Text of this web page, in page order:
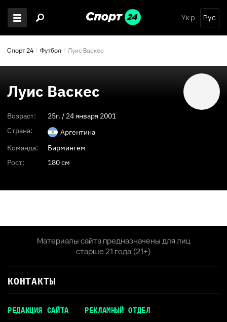
Укр Рус
Спорт 24 Футбол Луис Васкес
Луис Васкес
Возраст: 25г. / 24 января 2001
Страна:
Аргентина
Команда:
Бирмингем
Рост:
180 см
Материалы сайта предназначены для лиц
старше 21 года (21+)
КОНТАКТЫ
РЕДАКЦИЯ САЙТА РЕКЛАМНЫЙ ОТДЕЛ